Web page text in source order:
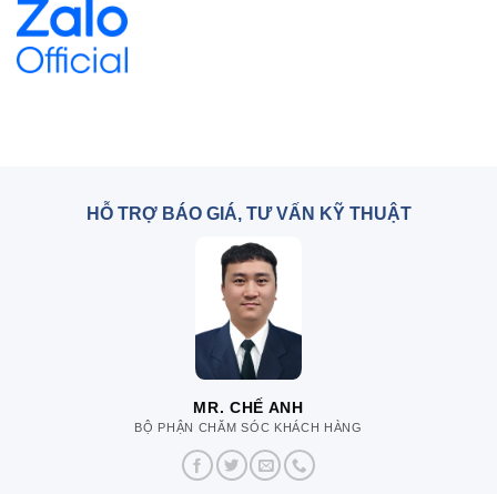
HỖ TRỢ BÁO GIÁ, TƯ VẤN KỸ THUẬT
MR. CHẾ ANH
BỘ PHẬN CHĂM SÓC KHÁCH HÀNG